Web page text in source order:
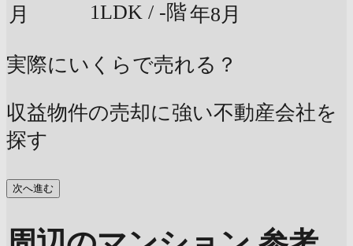
月
1LDK / -階年8月
実際にいくらで売れる？
収益物件の売却に強い不動産会社を
探す
次へ進む